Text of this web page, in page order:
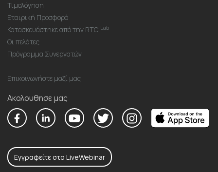
Τιμολόγηση
Εταιρική Προσφορά
Κατασκευάστηκε από την RTC Lab
Οι πελάτες
Πρόγραμμα Συνεργατών
Επικοινωνήστε μαζί μας
Ακολουθησε μας
Εγγραφείτε στο LiveWebinar